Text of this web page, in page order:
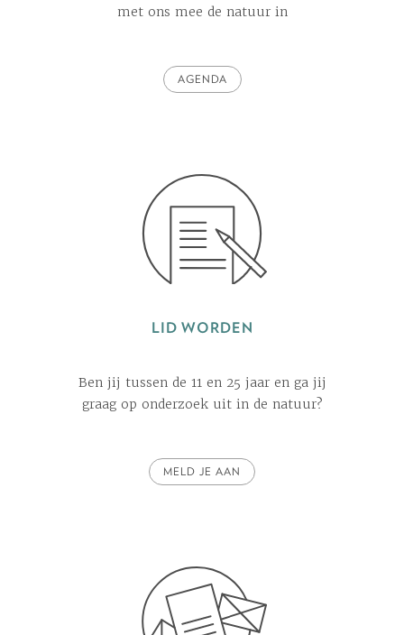
met ons mee de natuur in
AGENDA
LID WORDEN
Ben jij tussen de 11 en 25 jaar en ga jij
graag op onderzoek uit in de natuur?
MELD JE AAN